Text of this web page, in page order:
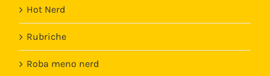
Hot Nerd
Rubriche
Roba meno nerd